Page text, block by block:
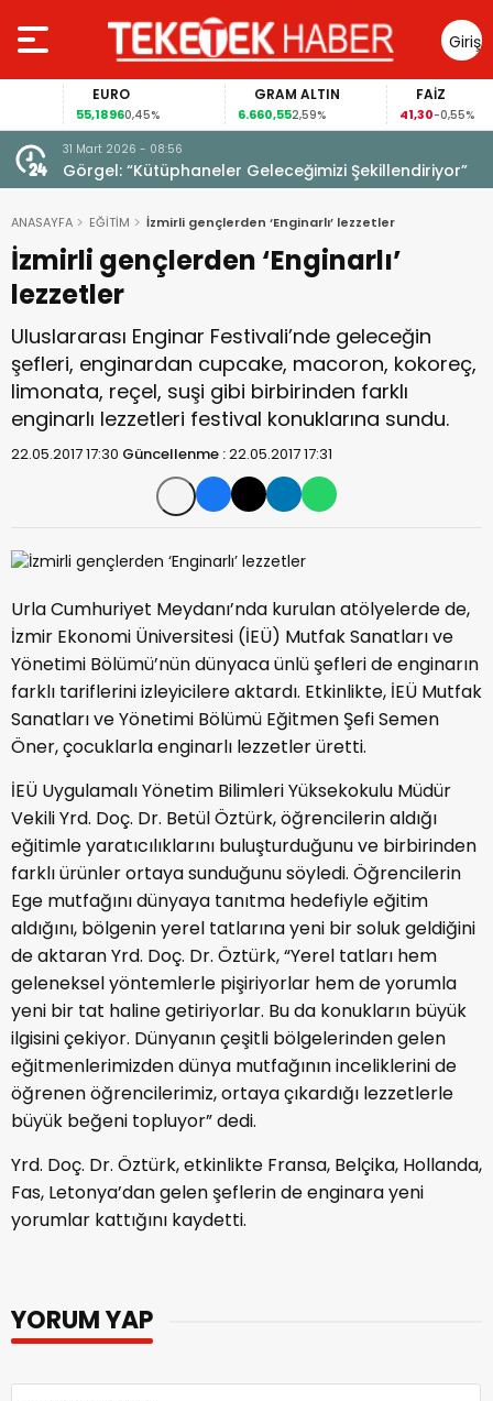
Giriş
Yap
EURO
55,18960,45%
GRAM ALTIN
6.660,552,59%
FAİZ
41,30-0,55%
31 Mart 2026 - 08:56
Görgel: “Kütüphaneler Geleceğimizi Şekillendiriyor”
ANASAYFA EĞİTİM İzmirli gençlerden ‘Enginarlı’ lezzetler
İzmirli gençlerden ‘Enginarlı’
lezzetler
Uluslararası Enginar Festivali’nde geleceğin
şefleri, enginardan cupcake, macoron, kokoreç,
limonata, reçel, suşi gibi birbirinden farklı
enginarlı lezzetleri festival konuklarına sundu.
22.05.2017 17:30 Güncellenme :22.05.2017 17:31
Urla Cumhuriyet Meydanı’nda kurulan atölyelerde de,
İzmir Ekonomi Üniversitesi (İEÜ) Mutfak Sanatları ve
Yönetimi Bölümü’nün dünyaca ünlü şefleri de enginarın
farklı tariflerini izleyicilere aktardı. Etkinlikte, İEÜ Mutfak
Sanatları ve Yönetimi Bölümü Eğitmen Şefi Semen
Öner, çocuklarla enginarlı lezzetler üretti.
İEÜ Uygulamalı Yönetim Bilimleri Yüksekokulu Müdür
Vekili Yrd. Doç. Dr. Betül Öztürk, öğrencilerin aldığı
eğitimle yaratıcılıklarını buluşturduğunu ve birbirinden
farklı ürünler ortaya sunduğunu söyledi. Öğrencilerin
Ege mutfağını dünyaya tanıtma hedefiyle eğitim
aldığını, bölgenin yerel tatlarına yeni bir soluk geldiğini
de aktaran Yrd. Doç. Dr. Öztürk, “Yerel tatları hem
geleneksel yöntemlerle pişiriyorlar hem de yorumla
yeni bir tat haline getiriyorlar. Bu da konukların büyük
ilgisini çekiyor. Dünyanın çeşitli bölgelerinden gelen
eğitmenlerimizden dünya mutfağının inceliklerini de
öğrenen öğrencilerimiz, ortaya çıkardığı lezzetlerle
büyük beğeni topluyor” dedi.
Yrd. Doç. Dr. Öztürk, etkinlikte Fransa, Belçika, Hollanda,
Fas, Letonya’dan gelen şeflerin de enginara yeni
yorumlar kattığını kaydetti.
YORUM YAP